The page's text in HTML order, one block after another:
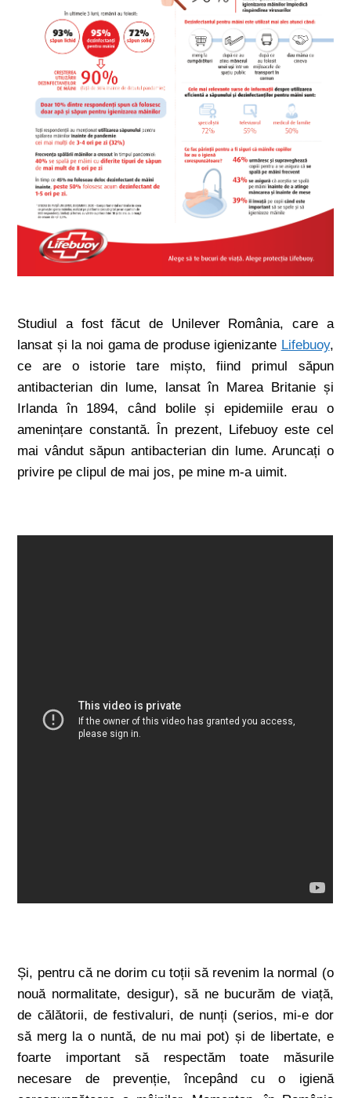
Studiul a fost făcut de Unilever România, care a
lansat și la noi gama de produse igienizante Lifebuoy,
ce are o istorie tare mișto, fiind primul săpun
antibacterian din lume, lansat în Marea Britanie și
Irlanda în 1894, când bolile și epidemiile erau o
amenințare constantă. În prezent, Lifebuoy este cel
mai vândut săpun antibacterian din lume. Aruncați o
privire pe clipul de mai jos, pe mine m-a uimit.
Și, pentru că ne dorim cu toții să revenim la normal (o
nouă normalitate, desigur), să ne bucurăm de viață,
de călătorii, de festivaluri, de nunți (serios, mi-e dor
să merg la o nuntă, de nu mai pot) și de libertate, e
foarte important să respectăm toate măsurile
necesare de prevenție, începând cu o igienă